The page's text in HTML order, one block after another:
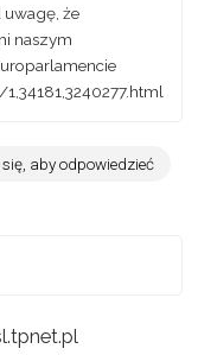
uwagę, że
naszym
aby odpowiedzieć